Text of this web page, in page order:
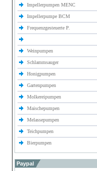
Impellerpumpen MENC
Impellerpumpe BCM
Frequenzgesteuerte P.
Weinpumpen
Schlammsauger
Honigpumpen
Gartenpumpen
Molkereipumpen
Maischepumpen
Melassepumpen
Teichpumpen
Bierpumpen
Paypal